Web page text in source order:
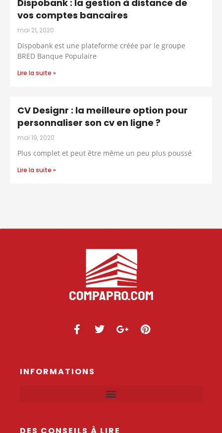
Dispobank : la gestion à distance de
vos comptes bancaires
mai 21, 2020
Dispobank est une plateforme créée par le groupe
BRED Banque Populaire
Lire la suite »
CV Designr : la meilleure option pour
personnaliser son cv en ligne ?
mai 19, 2020
Plus complet et peut être même un peu plus poussé
Lire la suite »
INFORMATIONS
DES CONSEILS À LIRE